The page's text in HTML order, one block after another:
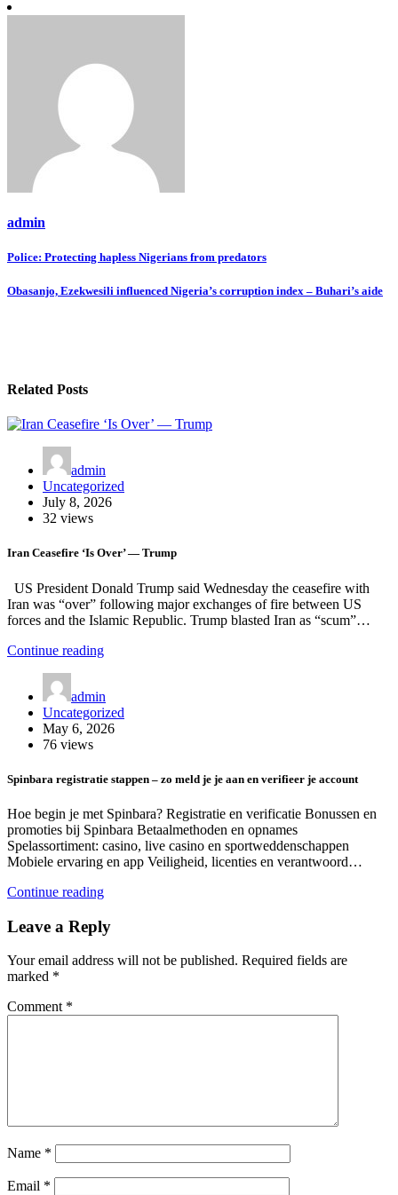
Link
Share
admin
Post
navigation
Police: Protecting hapless Nigerians from predators
Obasanjo, Ezekwesili influenced Nigeria’s corruption index – Buhari’s aide
Related Posts
admin
Uncategorized
July 8, 2026
32 views
Iran Ceasefire ‘Is Over’ — Trump
US President Donald Trump said Wednesday the ceasefire with
Iran was “over” following major exchanges of fire between US
forces and the Islamic Republic. Trump blasted Iran as “scum”…
Continue reading
admin
Uncategorized
May 6, 2026
76 views
Spinbara registratie stappen – zo meld je je aan en verifieer je account
Hoe begin je met Spinbara? Registratie en verificatie Bonussen en
promoties bij Spinbara Betaalmethoden en opnames
Spelassortiment: casino, live casino en sportweddenschappen
Mobiele ervaring en app Veiligheid, licenties en verantwoord…
Continue reading
Leave a Reply
Your email address will not be published. Required fields are
marked *
Comment *
Name *
Email *